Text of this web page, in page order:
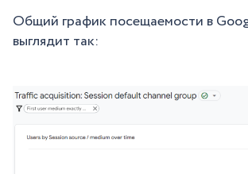
Общий график посещаемости в
выглядит так: